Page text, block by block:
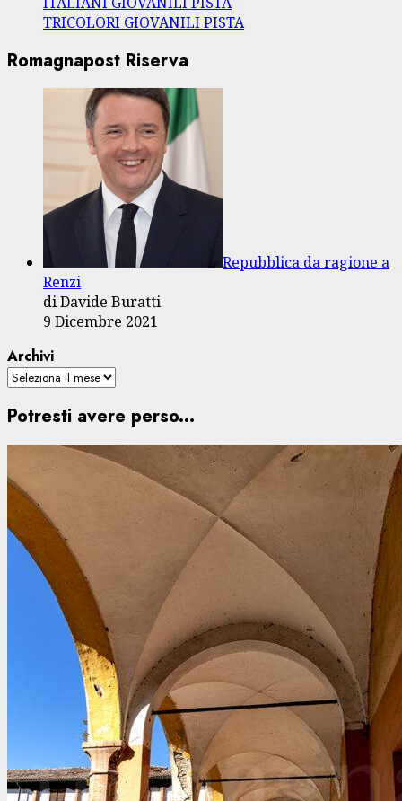
TRICOLORI GIOVANILI PISTA
Romagnapost Riserva
Repubblica da ragione a
Renzi
di Davide Buratti
9 Dicembre 2021
Archivi
Potresti avere perso...